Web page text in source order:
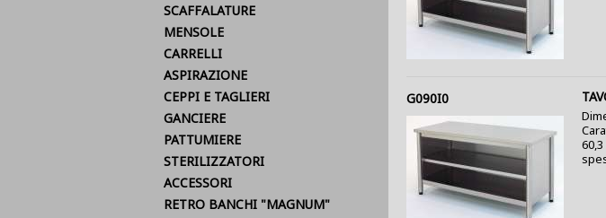
G090I0
SCAFFALATURE
MENSOLE
CARRELLI
ASPIRAZIONE
CEPPI E TAGLIERI
GANCIERE
PATTUMIERE
STERILIZZATORI
ACCESSORI
RETRO BANCHI "MAGNUM"